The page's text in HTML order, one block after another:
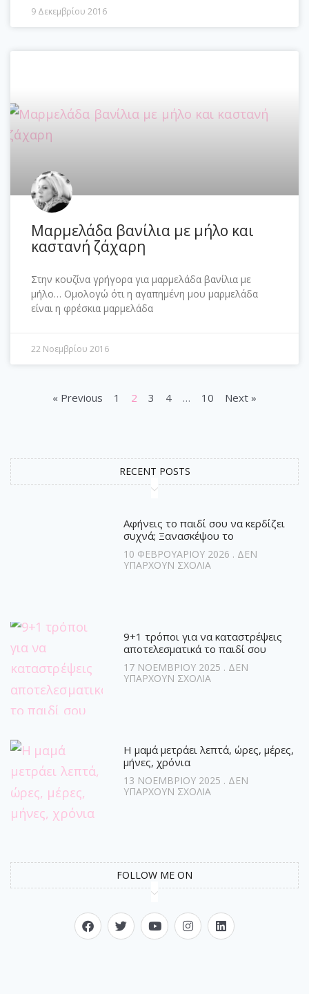
9 Δεκεμβρίου 2016
Μαρμελάδα βανίλια με μήλο και
καστανή ζάχαρη
Στην κουζίνα γρήγορα για μαρμελάδα βανίλια με
μήλο… Ομολογώ ότι η αγαπημένη μου μαρμελάδα
είναι η φρέσκια μαρμελάδα
22 Νοεμβρίου 2016
« Previous 1 2 3 4 … 10 Next »
RECENT POSTS
Αφήνεις το παιδί σου να κερδίζει
συχνά; Ξανασκέψου το
10 ΦΕΒΡΟΥΑΡΊΟΥ 2026
ΔΕΝ
ΥΠΆΡΧΟΥΝ ΣΧΌΛΙΑ
9+1 τρόποι για να καταστρέψεις
αποτελεσματικά το παιδί σου
17 ΝΟΕΜΒΡΊΟΥ 2025
ΔΕΝ
ΥΠΆΡΧΟΥΝ ΣΧΌΛΙΑ
Η μαμά μετράει λεπτά, ώρες, μέρες,
μήνες, χρόνια
13 ΝΟΕΜΒΡΊΟΥ 2025
ΔΕΝ
ΥΠΆΡΧΟΥΝ ΣΧΌΛΙΑ
FOLLOW ME ON